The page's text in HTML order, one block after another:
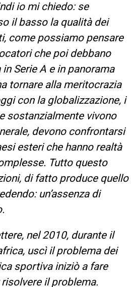
io mi chiedo: se
il basso la qualità dei
come possiamo pensare
che poi debbano
Serie A e in panorama
tornare alla meritocrazia
con la globalizzazione, i
sostanzialmente vivono
devono confrontarsi
esteri che hanno realtà
Tutto questo
di fatto produce quello
un’assenza di
nel 2010, durante il
uscì il problema dei
sportiva iniziò a fare
il problema.